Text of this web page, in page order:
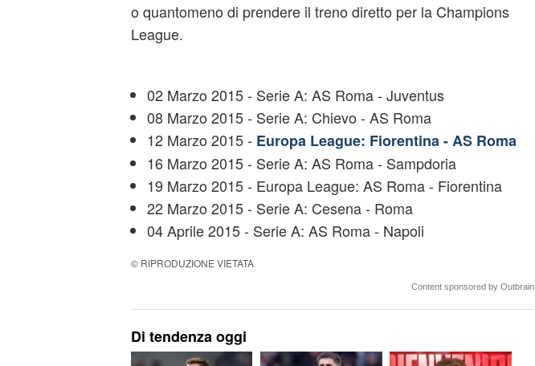
o quantomeno di prendere il treno diretto per la Champions
League.
02 Marzo 2015 - Serie A: AS Roma - Juventus
08 Marzo 2015 - Serie A: Chievo - AS Roma
12 Marzo 2015 - Europa League: Fiorentina - AS Roma
16 Marzo 2015 - Serie A: AS Roma - Sampdoria
19 Marzo 2015 - Europa League: AS Roma - Fiorentina
22 Marzo 2015 - Serie A: Cesena - Roma
04 Aprile 2015 - Serie A: AS Roma - Napoli
© RIPRODUZIONE VIETATA
Content sponsored by Outbrain
Di tendenza oggi